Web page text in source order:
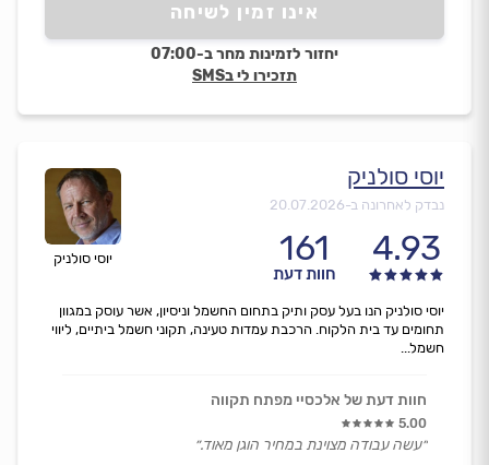
אינו זמין לשיחה
יחזור לזמינות מחר ב-07:00
תזכירו לי בSMS
יוסי סולניק
יוסי סולניק
נבדק לאחרונה ב-20.07.2026
4.93
161
חוות דעת
יוסי סולניק הנו בעל עסק ותיק בתחום החשמל וניסיון, אשר עוסק במגוון
תחומים עד בית הלקוח. הרכבת עמדות טעינה, תקוני חשמל ביתיים, ליווי
חשמל...
חוות דעת של אלכסיי מפתח תקווה
5.00
״עשה עבודה מצוינת במחיר הוגן מאוד.״